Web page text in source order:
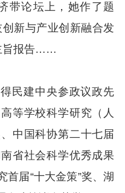
带论坛上，她作了题
新与产业创新融合发
旨报告……
民建中央参政议政先
等学校科学研究（人
中国科协第二十七届
省社会科学优秀成果
首届“十大金策”奖、湖